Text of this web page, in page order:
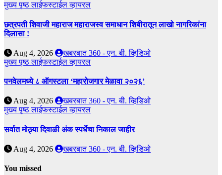
मुख्य पृष्ठलाईफस्टाईलव्हायरल
छत्रपती शिवाजी महाराज महाराजस्व समाधान शिबीरातून लाखो नागरिकांना
दिलासा !
Aug 4, 2026
खबरबात 360 - एन. बी. व्हिडिओ
मुख्य पृष्ठलाईफस्टाईलव्हायरल
पनवेलमध्ये ८ ऑगस्टला ‘महारोजगार मेळावा २०२६’
Aug 4, 2026
खबरबात 360 - एन. बी. व्हिडिओ
मुख्य पृष्ठलाईफस्टाईलव्हायरल
सर्वात मोठ्या दिवाळी अंक स्पर्धेचा निकाल जाहीर
Aug 4, 2026 खबरबात 360 - एन. बी. व्हिडिओ
You missed